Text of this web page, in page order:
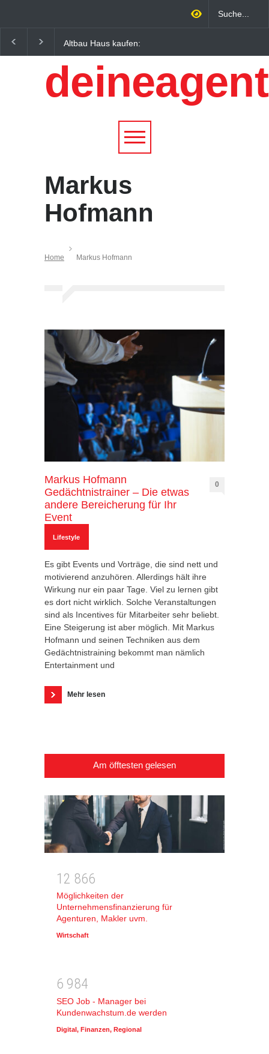
Altbau Haus kaufen:
Unterschiede zwischen
Süddeutschland und
Österreich einfach erklärt
Wirtschaftsfaktor: Wie
Qualitätstourismus
profitieren
Markus
Hofmann
Home Markus Hofmann
Markus Hofmann
Gedächtnistrainer – Die etwas
andere Bereicherung für Ihr
Event
0
Lifestyle
Es gibt Events und Vorträge, die sind nett und
motivierend anzuhören. Allerdings hält ihre
Wirkung nur ein paar Tage. Viel zu lernen gibt
es dort nicht wirklich. Solche Veranstaltungen
sind als Incentives für Mitarbeiter sehr beliebt.
Eine Steigerung ist aber möglich. Mit Markus
Hofmann und seinen Techniken aus dem
Gedächtnistraining bekommt man nämlich
Entertainment und
Mehr lesen
Am öfftesten gelesen
1 2 866
Möglichkeiten der
Unternehmensfinanzierung für
Agenturen, Makler uvm.
Wirtschaft
6 984
SEO Job - Manager bei
Kundenwachstum.de werden
Digital, Finanzen, Regional